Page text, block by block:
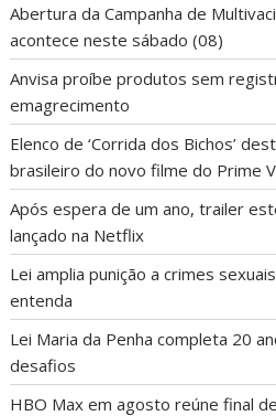
Abertura da Campanha de
acontece neste sábado (08)
Anvisa proíbe produtos sem
emagrecimento
Elenco de ‘Corrida dos Bichos’
brasileiro do novo filme do Prime
Após espera de um ano, trailer
lançado na Netflix
Lei amplia punição a crimes
entenda
Lei Maria da Penha completa 20
desafios
HBO Max em agosto reúne final